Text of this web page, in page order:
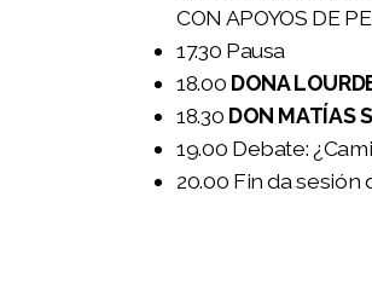
CON APOYOS DE
17.30 Pausa
18.00 DONA
18.30 DON MATÍAS
19.00 Debate:
20.00 Fin da sesión
VII Congreso Internacional IN.XURGA 2024
VIII Congreso Internacional IN.XURGA
IX Congreso Internacional IN.XURGA 2026